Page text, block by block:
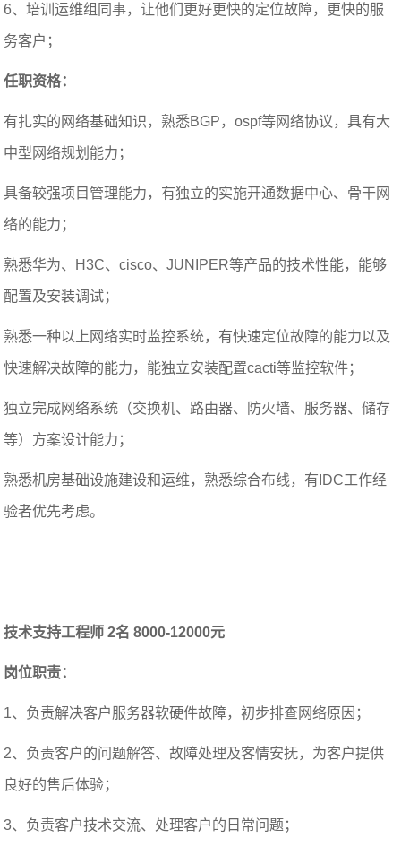
6、培训运维组同事，让他们更好更快的定位故障，更快的服
务客户；
任职资格：
有扎实的网络基础知识，熟悉BGP，ospf等网络协议，具有大
中型网络规划能力；
具备较强项目管理能力，有独立的实施开通数据中心、骨干网
络的能力；
熟悉华为、H3C、cisco、JUNIPER等产品的技术性能，能够
配置及安装调试；
熟悉一种以上网络实时监控系统，有快速定位故障的能力以及
快速解决故障的能力，能独立安装配置cacti等监控软件；
独立完成网络系统（交换机、路由器、防火墙、服务器、储存
等）方案设计能力；
熟悉机房基础设施建设和运维，熟悉综合布线，有IDC工作经
验者优先考虑。
技术支持工程师 2名 8000-12000元
岗位职责：
1、负责解决客户服务器软硬件故障，初步排查网络原因；
2、负责客户的问题解答、故障处理及客情安抚，为客户提供
良好的售后体验；
3、负责客户技术交流、处理客户的日常问题；